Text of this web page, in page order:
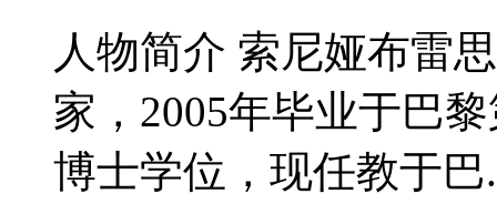
人物简介 索尼娅布雷
家，2005年毕业于巴
博士学位，现任教于巴